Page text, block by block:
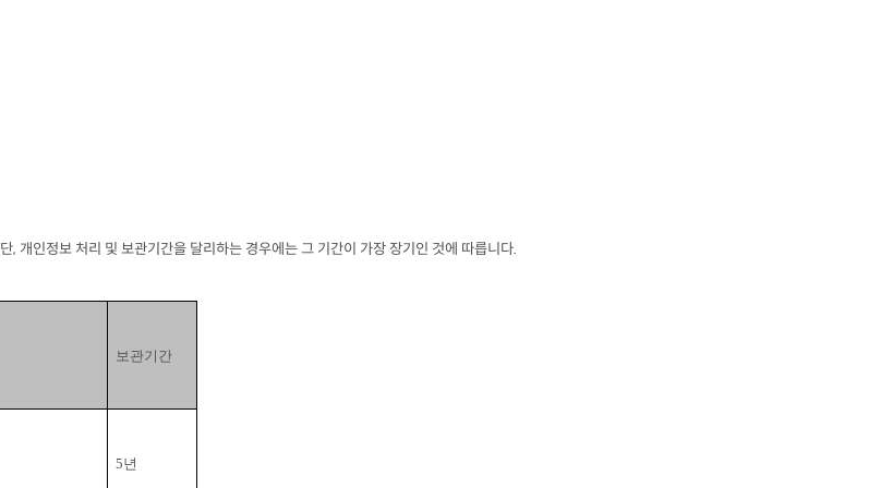
단, 개인정보 처리 및 보관기간을 달리하는 경우에는 그 기간이 가장 장기인 것에 따릅니다.
보관기간
5년